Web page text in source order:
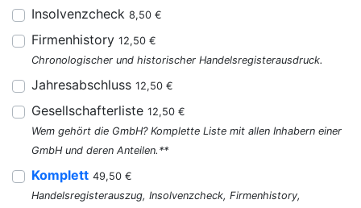
Insolvenzcheck 8,50 €
Firmenhistory 12,50 €
Chronologischer und historischer Handelsregisterausdruck.
Jahresabschluss 12,50 €
Gesellschafterliste 12,50 €
Wem gehört die GmbH? Komplette Liste mit allen Inhabern einer
GmbH und deren Anteilen.**
Komplett 49,50 €
Handelsregisterauszug, Insolvenzcheck, Firmenhistory,